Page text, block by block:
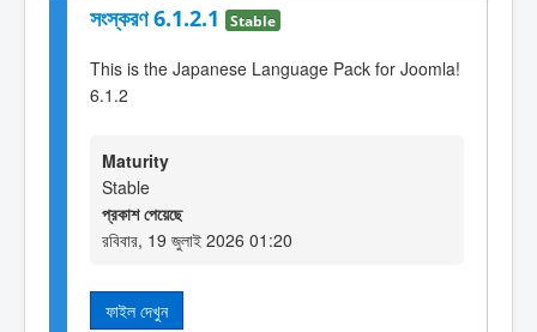
সংস্করণ 6.1.2.1 Stable
This is the Japanese Language Pack for Joomla!
6.1.2
Maturity
Stable
প্রকাশ পেয়েছে
রবিবার, 19 জুলাই 2026 01:20
ফাইল দেখুন